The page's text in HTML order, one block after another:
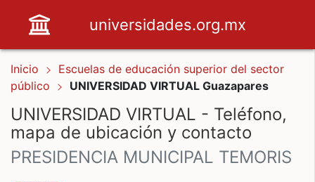
universidades.org.mx
Inicio
Escuelas de educación superior del sector
público
UNIVERSIDAD VIRTUAL Guazapares
UNIVERSIDAD VIRTUAL - Teléfono,
mapa de ubicación y contacto
PRESIDENCIA MUNICIPAL TEMORIS